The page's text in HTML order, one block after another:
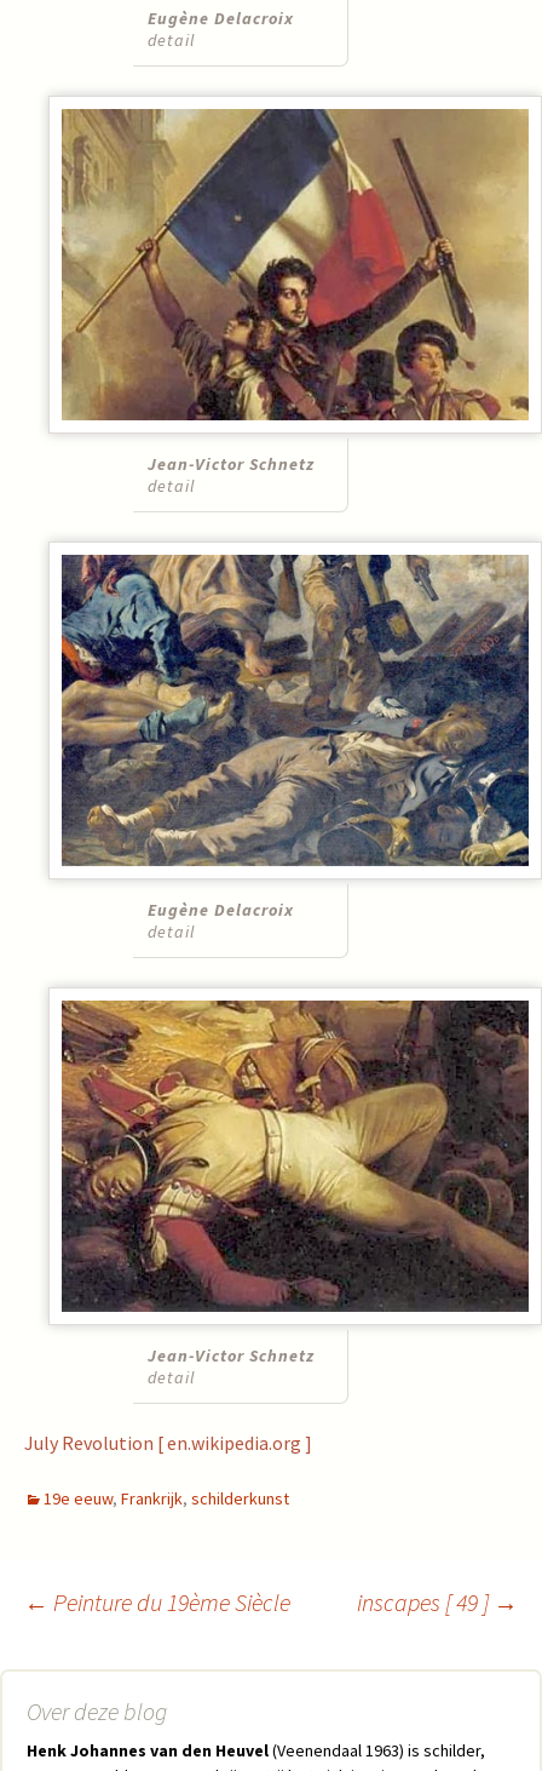
Eugène Delacroix
detail
Jean-Victor Schnetz
detail
Eugène Delacroix
detail
Jean-Victor Schnetz
detail
July Revolution [ en.wikipedia.org ]
19e eeuw, Frankrijk, schilderkunst
Berichtnavigatie
← Peinture du 19ème Siècle inscapes [ 49 ] →
Over deze blog
Henk Johannes van den Heuvel(Veenendaal 1963) is schilder,